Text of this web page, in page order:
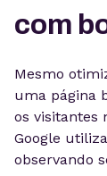
com
Mesmo
uma página
os visitantes
Google
observando